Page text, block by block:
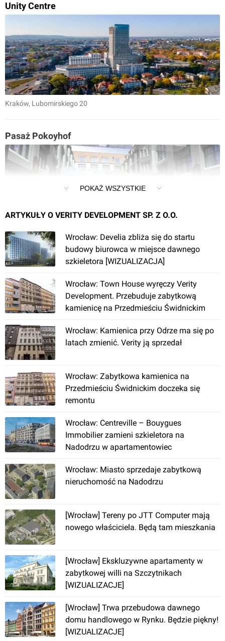
Unity Centre
Kraków, Lubomirskiego 20
Pasaż Pokoyhof
Wrocław
[Łódź] Budynek biurowy MZG
[Wrocław] Hotel "Europeum" (modernizacja do 3
Wrocław
[Wrocław] Hotel, Legnicka 42
POKAŻ WSZYSTKIE
ARTYKUŁY O VERITY DEVELOPMENT SP. Z O.O.
Wrocław: Develia zbliża się do startu
budowy biurowca w miejsce dawnego
szkieletora [WIZUALIZACJA]
Wrocław: Town House wyręczy Verity
Development. Przebuduje zabytkową
kamienicę na Przedmieściu Świdnickim
Wrocław: Kamienica przy Odrze ma się po
latach zmienić. Verity ją sprzedał
Wrocław: Zabytkowa kamienica na
Przedmieściu Świdnickim doczeka się
remontu
Wrocław: Centreville – Bouygues
Immobilier zamieni szkieletora na
Nadodrzu w apartamentowiec
Wrocław: Miasto sprzedaje zabytkową
nieruchomość na Nadodrzu
[Wrocław] Tereny po JTT Computer mają
nowego właściciela. Będą tam mieszkania
[Wrocław] Ekskluzywne apartamenty w
zabytkowej willi na Szczytnikach
[WIZUALIZACJE]
[Wrocław] Trwa przebudowa dawnego
domu handlowego w Rynku. Będzie piękny!
[WIZUALIZACJE]